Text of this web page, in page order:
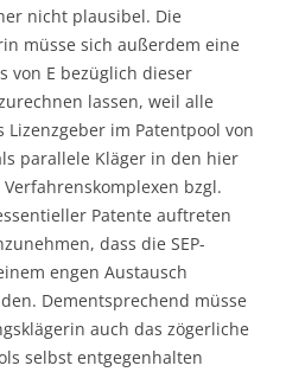
nicht plausibel. Die
müsse sich außerdem eine
von E bezüglich dieser
lassen, weil alle
Lizenzgeber im Patentpool von
parallele Kläger in den hier
bzgl.
Patente auftreten
dass die SEP-
engen Austausch
Dementsprechend müsse
auch das zögerliche
selbst entgegenhalten